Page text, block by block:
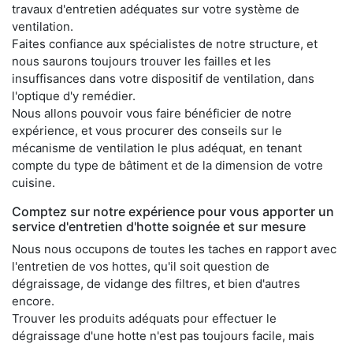
travaux d'entretien adéquates sur votre système de
ventilation.
Faites confiance aux spécialistes de notre structure, et
nous saurons toujours trouver les failles et les
insuffisances dans votre dispositif de ventilation, dans
l'optique d'y remédier.
Nous allons pouvoir vous faire bénéficier de notre
expérience, et vous procurer des conseils sur le
mécanisme de ventilation le plus adéquat, en tenant
compte du type de bâtiment et de la dimension de votre
cuisine.
Comptez sur notre expérience pour vous apporter un
service d'entretien d'hotte soignée et sur mesure
Nous nous occupons de toutes les taches en rapport avec
l'entretien de vos hottes, qu'il soit question de
dégraissage, de vidange des filtres, et bien d'autres
encore.
Trouver les produits adéquats pour effectuer le
dégraissage d'une hotte n'est pas toujours facile, mais